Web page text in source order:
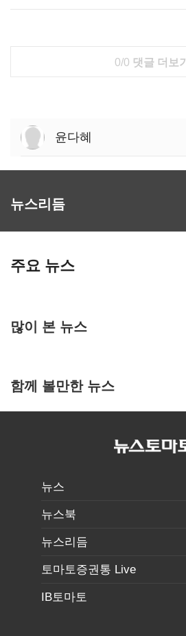
0/0 댓글 더보기
윤다혜
뉴스리듬
주요 뉴스
많이 본 뉴스
함께 볼만한 뉴스
뉴스
뉴스북
뉴스리듬
토마토증권통 Live
IB토마토